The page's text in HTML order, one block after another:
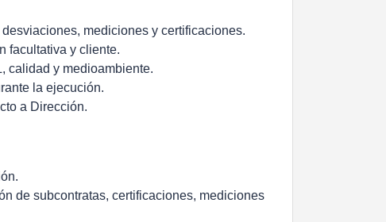
mediciones y certificaciones.
facultativa y cliente.
calidad y medioambiente.
la ejecución.
a Dirección.
de subcontratas, certificaciones, mediciones